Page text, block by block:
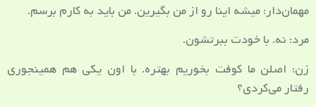
مهمان‌دار: میشه اینا رو از من بگیرین. من باید به کارم برسم.
مرد: نه. با خودت ببرتشون.
زن: اصلن ما کوفت بخوریم بهتره. با اون یکی هم همینجوری
رفتار می‌کردی؟